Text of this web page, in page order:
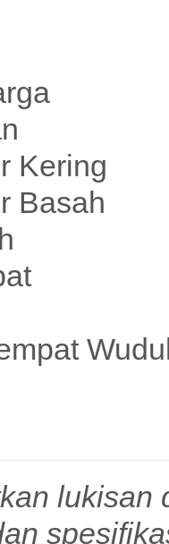
Kering
Basah